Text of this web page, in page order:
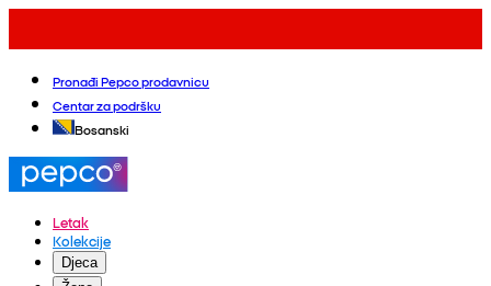
Pronađi Pepco prodavnicu
Centar za podršku
Bosanski
Letak
Kolekcije
Djeca